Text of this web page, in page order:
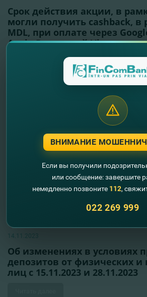
Срок действия акции, в
могли получить cashback, в
MDL, при оплате через
Apple Pay картой Visa, истек
14.11.2023
Об изменениях в условиях
депозитов от физических
лиц с 15.11.2023 и 28.11.2023
ВНИМАНИЕ
Если вы получили
или сообщение: завершите
немедленно позвоните 112,
022 269 999